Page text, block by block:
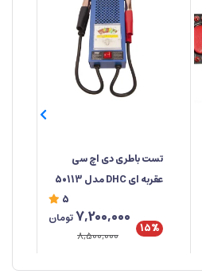
تست باطری دی اچ سی
عقربه ای DHC مدل 50113
5
15%
7,200,000تومان
8,500,000